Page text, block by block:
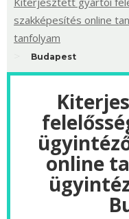
szakképesítés online
tanfolyam
Budapest
online